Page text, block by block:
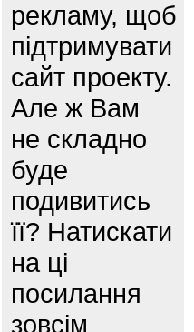
рекламу, щоб
підтримувати
сайт проекту.
Але ж Вам
не складно
буде
подивитись
її? Натискати
на ці
посилання
зовсім